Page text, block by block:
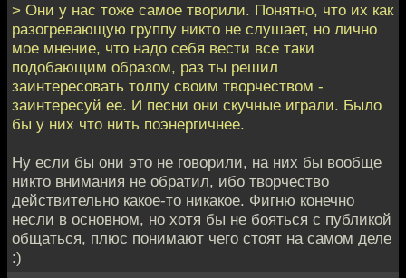
> Они у нас тоже самое творили. Понятно, что их как
разогревающую группу никто не слушает, но лично
мое мнение, что надо себя вести все таки
подобающим образом, раз ты решил
заинтересовать толпу своим творчеством -
заинтересуй ее. И песни они скучные играли. Было
бы у них что нить поэнергичнее.
Ну если бы они это не говорили, на них бы вообще
никто внимания не обратил, ибо творчество
действительно какое-то никакое. Фигню конечно
несли в основном, но хотя бы не бояться с публикой
общаться, плюс понимают чего стоят на самом деле
:)